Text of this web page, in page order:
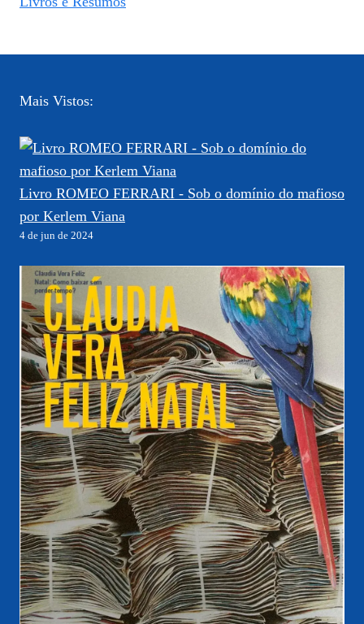
Mais Vistos:
Livro ROMEO FERRARI - Sob o domínio do mafioso
por Kerlem Viana
4 de jun de 2024